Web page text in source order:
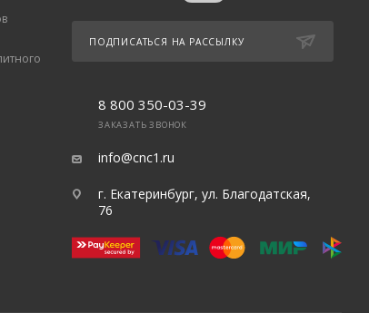
ПОДПИСАТЬСЯ НА РАССЫЛКУ
8 800 350-03-39
ЗАКАЗАТЬ ЗВОНОК
info@cnc1.ru
г. Екатеринбург, ул. Благодатская,
76